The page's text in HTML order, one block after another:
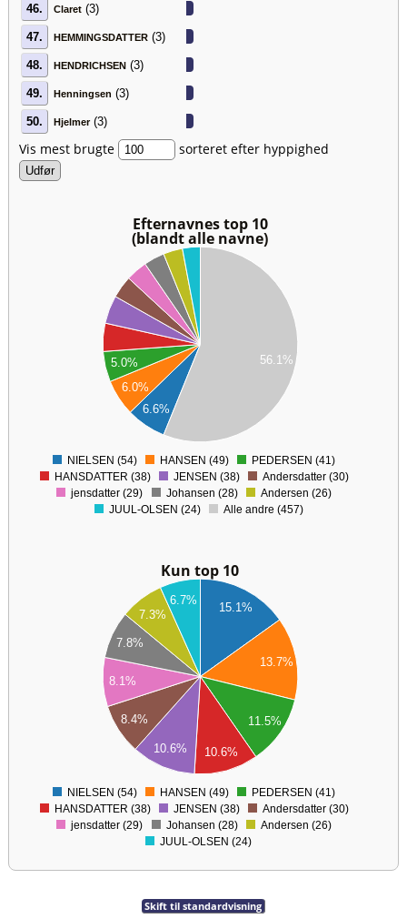
46. Claret (3)
47. HEMMINGSDATTER (3)
48. HENDRICHSEN (3)
49. Henningsen (3)
50. Hjelmer(3)
Vis mest brugte sorteret efter hyppighed
Efternavnes top 10
(blandt alle navne)
6.6%
6.0%
5.0% 56.1%
0
NIELSEN (54) HANSEN (49)
PEDERSEN (41)
HANSDATTER (38)
JENSEN (38)
Andersdatter (30)
jensdatter (29)
Johansen (28)
Andersen (26)
JUUL-OLSEN (24)
Alle andre (457)
Kun top 10
15.1%
13.7%
11.5%
10.6%
10.6%
8.4%
8.1%
7.8%
7.3%
6.7%
0
NIELSEN (54) HANSEN (49)
PEDERSEN (41)
HANSDATTER (38)
JENSEN (38)
Andersdatter (30)
jensdatter (29)
Johansen (28)
Andersen (26)
JUUL-OLSEN (24)
Skift til standardvisning